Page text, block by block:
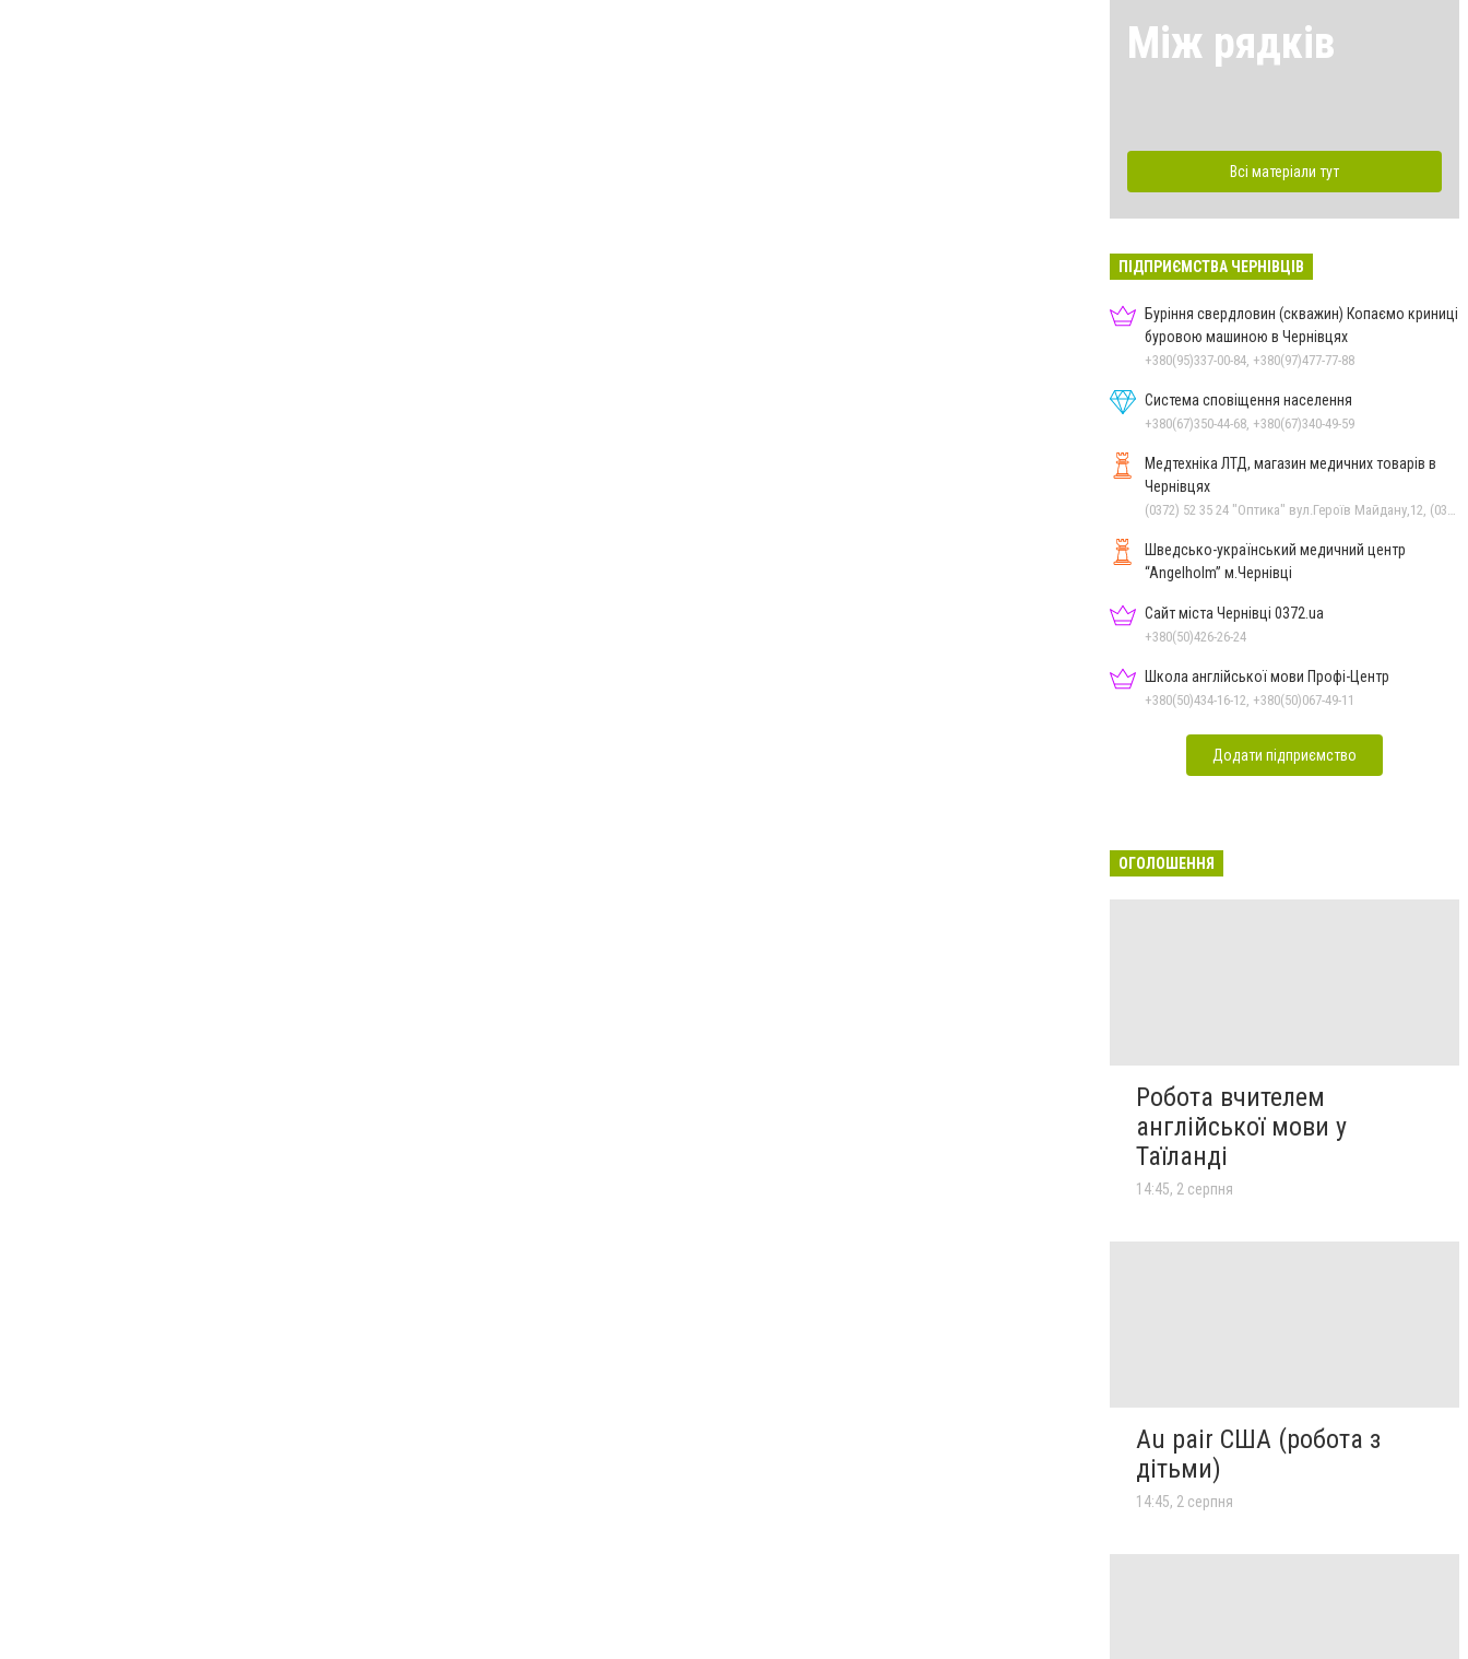
Між рядків
Всі матеріали тут
ПІДПРИЄМСТВА ЧЕРНІВЦІВ
Буріння свердловин (скважин) Копаємо криниці
буровою машиною в Чернівцях
+380(95)337-00-84, +380(97)477-77-88
Система сповіщення населення
+380(67)350-44-68, +380(67)340-49-59
Медтехніка ЛТД, магазин медичних товарів в
Чернівцях
Шведсько-український медичний центр
“Angelholm” м.Чернівці
Сайт міста Чернівці 0372.ua
+380(50)426-26-24
Школа англійської мови Профі-Центр
+380(50)434-16-12, +380(50)067-49-11
Додати підприємство
ОГОЛОШЕННЯ
Робота вчителем
англійської мови у
Таїланді
14:45, 2 серпня
Au pair США (робота з
дітьми)
14:45, 2 серпня